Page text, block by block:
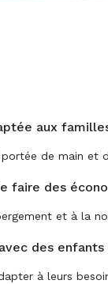
aux
de main et
faire des
et à la
des enfants
à leurs